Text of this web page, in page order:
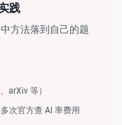
践
方法落到自己的题
arXiv 等）
次官方查 AI 率费用